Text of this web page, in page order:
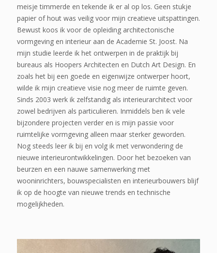
meisje timmerde en tekende ik er al op los. Geen stukje
papier of hout was veilig voor mijn creatieve uitspattingen.
Bewust koos ik voor de opleiding architectonische
vormgeving en interieur aan de Academie St. Joost. Na
mijn studie leerde ik het ontwerpen in de praktijk bij
bureaus als Hoopers Architecten en Dutch Art Design. En
zoals het bij een goede en eigenwijze ontwerper hoort,
wilde ik mijn creatieve visie nog meer de ruimte geven.
Sinds 2003 werk ik zelfstandig als interieurarchitect voor
zowel bedrijven als particulieren. Inmiddels ben ik vele
bijzondere projecten verder en is mijn passie voor
ruimtelijke vormgeving alleen maar sterker geworden.
Nog steeds leer ik bij en volg ik met verwondering de
nieuwe interieurontwikkelingen. Door het bezoeken van
beurzen en een nauwe samenwerking met
wooninrichters, bouwspecialisten en interieurbouwers blijf
ik op de hoogte van nieuwe trends en technische
mogelijkheden.